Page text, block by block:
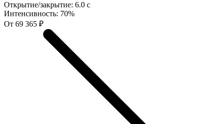
Открытие/закрытие: 6.0 с
Интенсивность: 70%
От 69 365 ₽